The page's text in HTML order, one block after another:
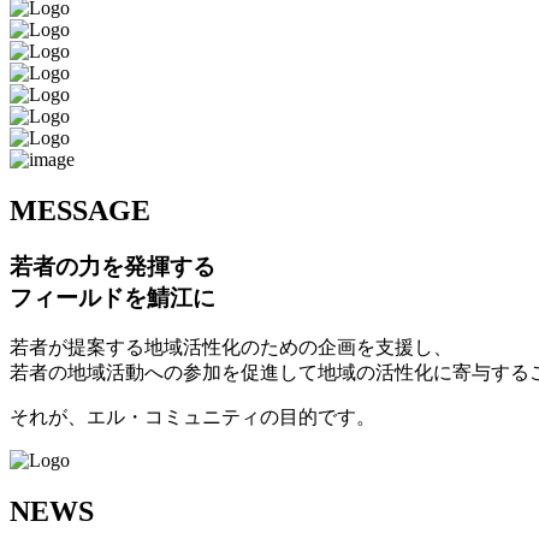
MESSAGE
若者の力を発揮する
フィールドを鯖江に
若者が提案する地域活性化のための企画を支援し、
若者の地域活動への参加を促進して地域の活性化に寄与する
それが、エル・コミュニティの目的です。
NEWS